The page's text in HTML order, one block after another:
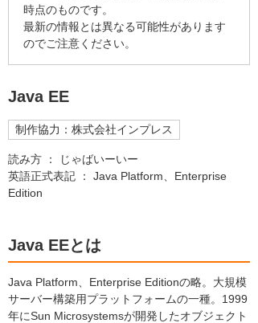
時点のものです。
最新の情報とは異なる可能性があります
のでご注意ください。
Java EE
制作協力：株式会社インプレス
読み方 ： じゃばいーいー
英語正式表記 ： Java Platform、Enterprise
Edition
Java EEとは
Java Platform、Enterprise Editionの略。大規模
サーバー構築用プラットフォームの一種。1999
年にSun Microsystemsが開発したオブジェクト